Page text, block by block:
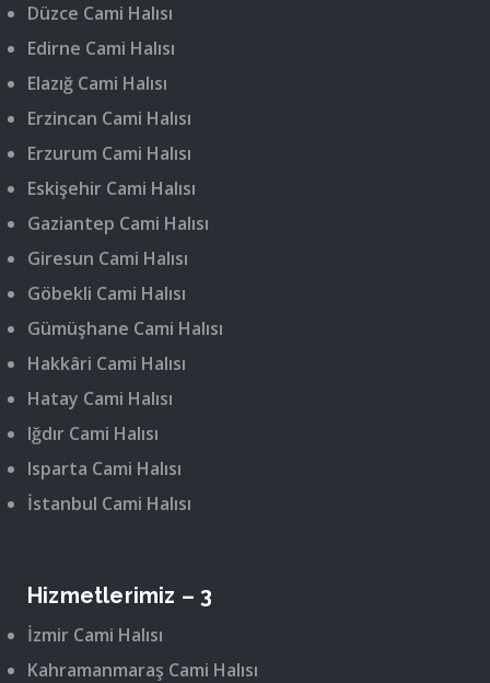
Düzce Cami Halısı
Edirne Cami Halısı
Elazığ Cami Halısı
Erzincan Cami Halısı
Erzurum Cami Halısı
Eskişehir Cami Halısı
Gaziantep Cami Halısı
Giresun Cami Halısı
Göbekli Cami Halısı
Gümüşhane Cami Halısı
Hakkâri Cami Halısı
Hatay Cami Halısı
Iğdır Cami Halısı
Isparta Cami Halısı
İstanbul Cami Halısı
Hizmetlerimiz – 3
İzmir Cami Halısı
Kahramanmaraş Cami Halısı